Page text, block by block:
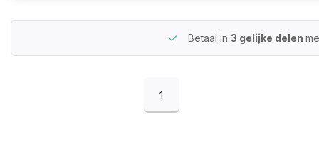
Betaal in 3 gelijke delen
1